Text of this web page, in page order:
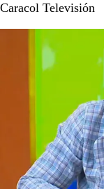
Caracol Televisión